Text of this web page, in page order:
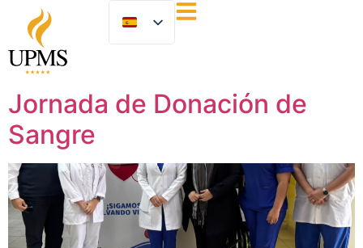
Jornada de Donación de
Sangre